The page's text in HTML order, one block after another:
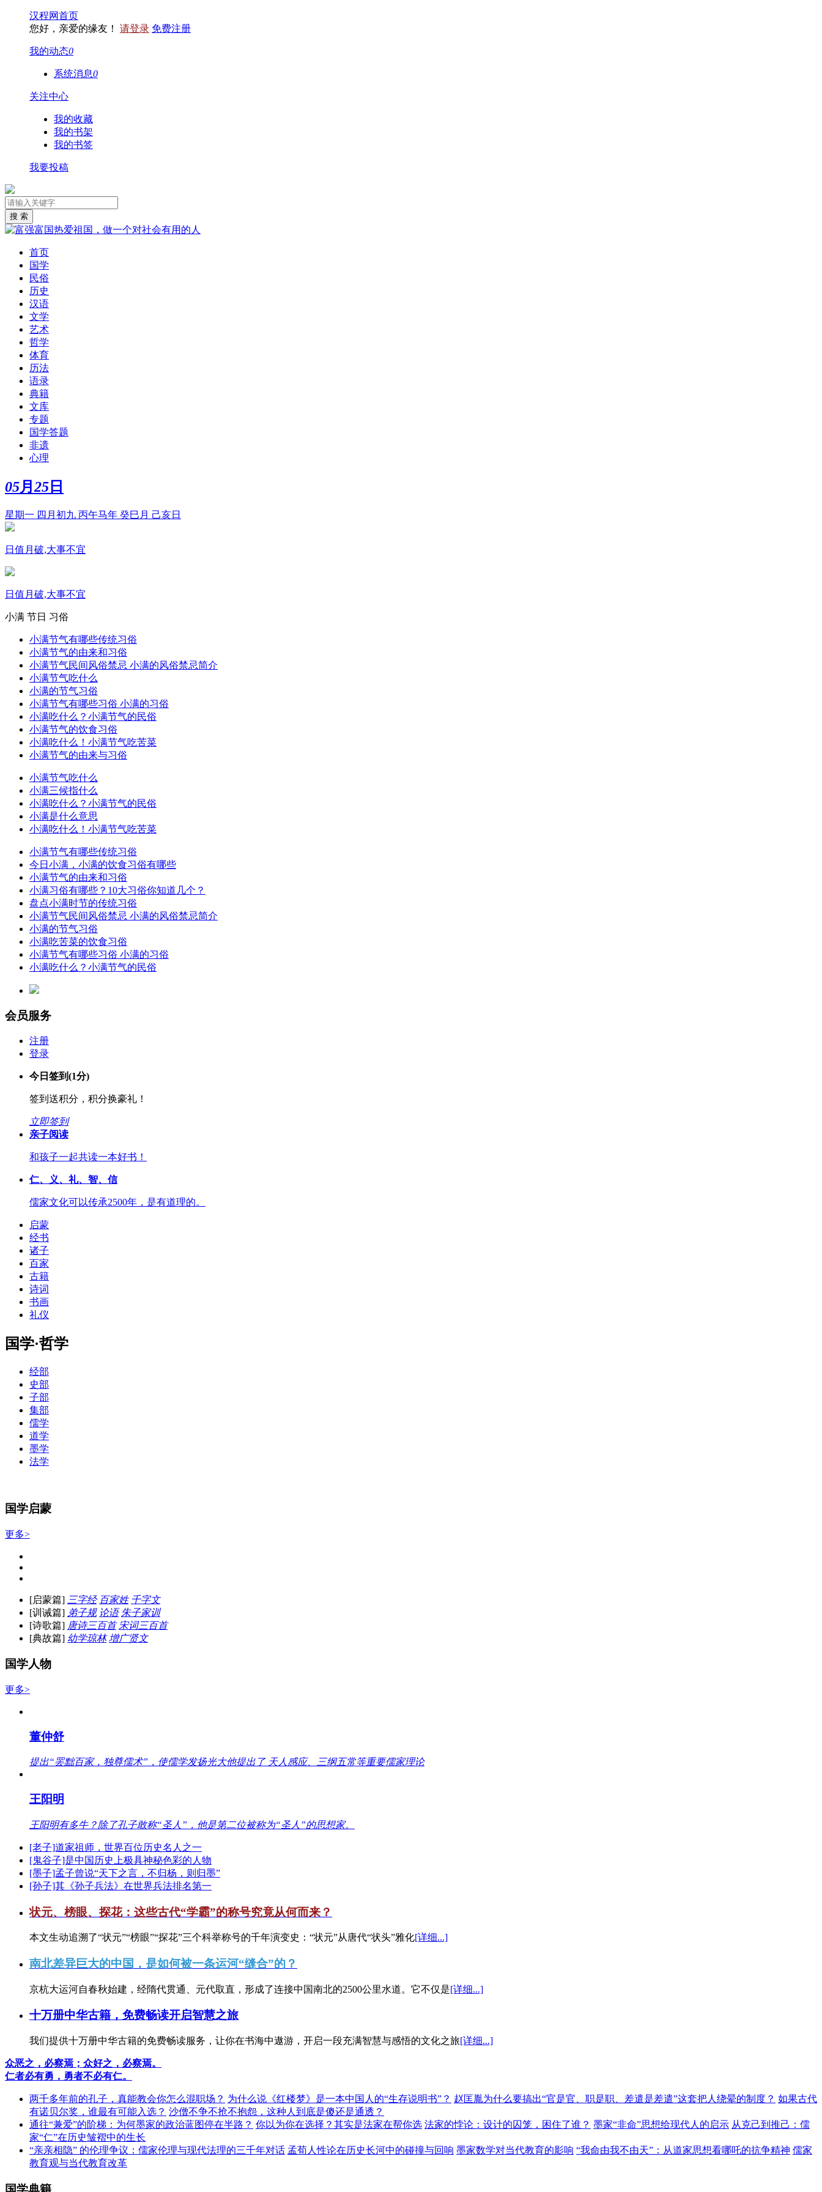
汉程网首页
您好，亲爱的缘友！ 请登录 免费注册
我的动态0
系统消息0
关注中心
我的收藏
我的书架
我的书签
我要投稿
首页
国学
民俗
历史
汉语
文学
艺术
哲学
体育
历法
语录
典籍
文库
专题
国学答题
非遗
心理
05月 25 日
星期一 四月初九 丙午马年 癸巳月 己亥日
日值月破,大事不宜
日值月破,大事不宜
小满 节日 习俗
小满节气有哪些传统习俗
小满节气的由来和习俗
小满节气民间风俗禁忌 小满的风俗禁忌简介
小满节气吃什么
小满的节气习俗
小满节气有哪些习俗 小满的习俗
小满吃什么？小满节气的民俗
小满节气的饮食习俗
小满吃什么！小满节气吃苦菜
小满节气的由来与习俗
小满节气吃什么
小满三候指什么
小满吃什么？小满节气的民俗
小满是什么意思
小满吃什么！小满节气吃苦菜
小满节气有哪些传统习俗
今日小满，小满的饮食习俗有哪些
小满节气的由来和习俗
小满习俗有哪些？10大习俗你知道几个？
盘点小满时节的传统习俗
小满节气民间风俗禁忌 小满的风俗禁忌简介
小满的节气习俗
小满吃苦菜的饮食习俗
小满节气有哪些习俗 小满的习俗
小满吃什么？小满节气的民俗
会员服务
注册
登录
今日签到(1分)
签到送积分，积分换豪礼！
立即签到
亲子阅读
和孩子一起共读一本好书！
仁、义、礼、智、信
儒家文化可以传承2500年，是有道理的。
启蒙
经书
诸子
百家
古籍
诗词
书画
礼仪
国学·哲学
经部
史部
子部
集部
儒学
道学
墨学
法学
国学启蒙
更多>
[启蒙篇] 三字经 百家姓 千字文
[训诫篇] 弟子规 论语 朱子家训
[诗歌篇] 唐诗三百首 宋词三百首
[典故篇] 幼学琼林 增广贤文
国学人物
更多>
董仲舒
提出“罢黜百家，独尊儒术”，使儒学发扬光大他提出了 天人感应、三纲五常等重要儒家理论
王阳明
王阳明有多牛？除了孔子敢称“圣人”，他是第二位被称为“圣人”的思想家。
[老子]道家祖师，世界百位历史名人之一
[鬼谷子]是中国历史上极具神秘色彩的人物
[墨子]孟子曾说“天下之言，不归杨，则归墨”
[孙子]其《孙子兵法》在世界兵法排名第一
状元、榜眼、探花：这些古代“学霸”的称号究竟从何而来？
本文生动追溯了“状元”“榜眼”“探花”三个科举称号的千年演变史：“状元”从唐代“状头”雅化[详细...]
南北差异巨大的中国，是如何被一条运河“缝合”的？
京杭大运河自春秋始建，经隋代贯通、元代取直，形成了连接中国南北的2500公里水道。它不仅是[详细...]
十万册中华古籍，免费畅读开启智慧之旅
我们提供十万册中华古籍的免费畅读服务，让你在书海中遨游，开启一段充满智慧与感悟的文化之旅[详细...]
众恶之，必察焉；众好之，必察焉。
仁者必有勇，勇者不必有仁。
两千多年前的孔子，真能教会你怎么混职场？ 为什么说《红楼梦》是一本中国人的“生存说明书”？ 赵匡胤为什么要搞出“官是官、职是职、差遣是差遣”这套把人绕晕的制度？ 如果古代
有诺贝尔奖，谁最有可能入选？ 沙僧不争不抢不抱怨，这种人到底是傻还是通透？
通往“兼爱”的阶梯：为何墨家的政治蓝图停在半路？ 你以为你在选择？其实是法家在帮你选 法家的悖论：设计的囚笼，困住了谁？ 墨家“非命”思想给现代人的启示 从克己到推己：儒
家“仁”在历史皱褶中的生长
“亲亲相隐” 的伦理争议：儒家伦理与现代法理的三千年对话 孟荀人性论在历史长河中的碰撞与回响 墨家数学对当代教育的影响 “我命由我不由天”：从道家思想看哪吒的抗争精神 儒家
教育观与当代教育改革
国学典籍